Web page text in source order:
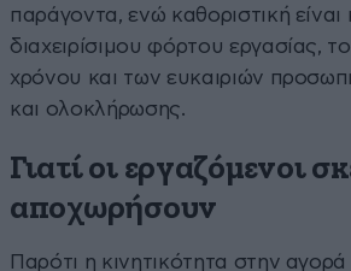
παράγοντα, ενώ καθοριστική
διαχειρίσιμου φόρτου εργασίας,
χρόνου και των ευκαιριών
και ολοκλήρωσης.
Γιατί οι εργαζόμενοι
αποχωρήσουν
Παρότι η κινητικότητα στην αγορά